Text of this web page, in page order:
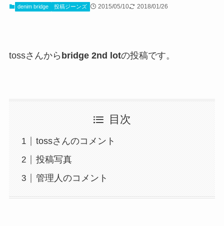
denim bridge 投稿ジーンズ 2015/05/10 2018/01/26
tossさんから bridge 2nd lotの投稿です。
目次
tossさんのコメント
投稿写真
管理人のコメント